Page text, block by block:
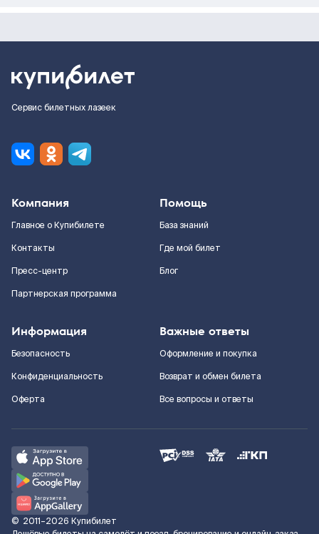
Сервис билетных лазеек
Компания
Главное о Купибилете
Контакты
Пресс-центр
Партнерская программа
Помощь
База знаний
Где мой билет
Блог
Информация
Безопасность
Конфиденциальность
Оферта
Важные ответы
Оформление и покупка
Возврат и обмен билета
Все вопросы и ответы
© 2011–2026 Купибилет